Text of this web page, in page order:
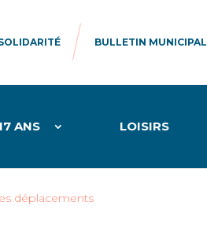
BULLETIN MUNICIPAL
ANS LOISIRS
déplacements